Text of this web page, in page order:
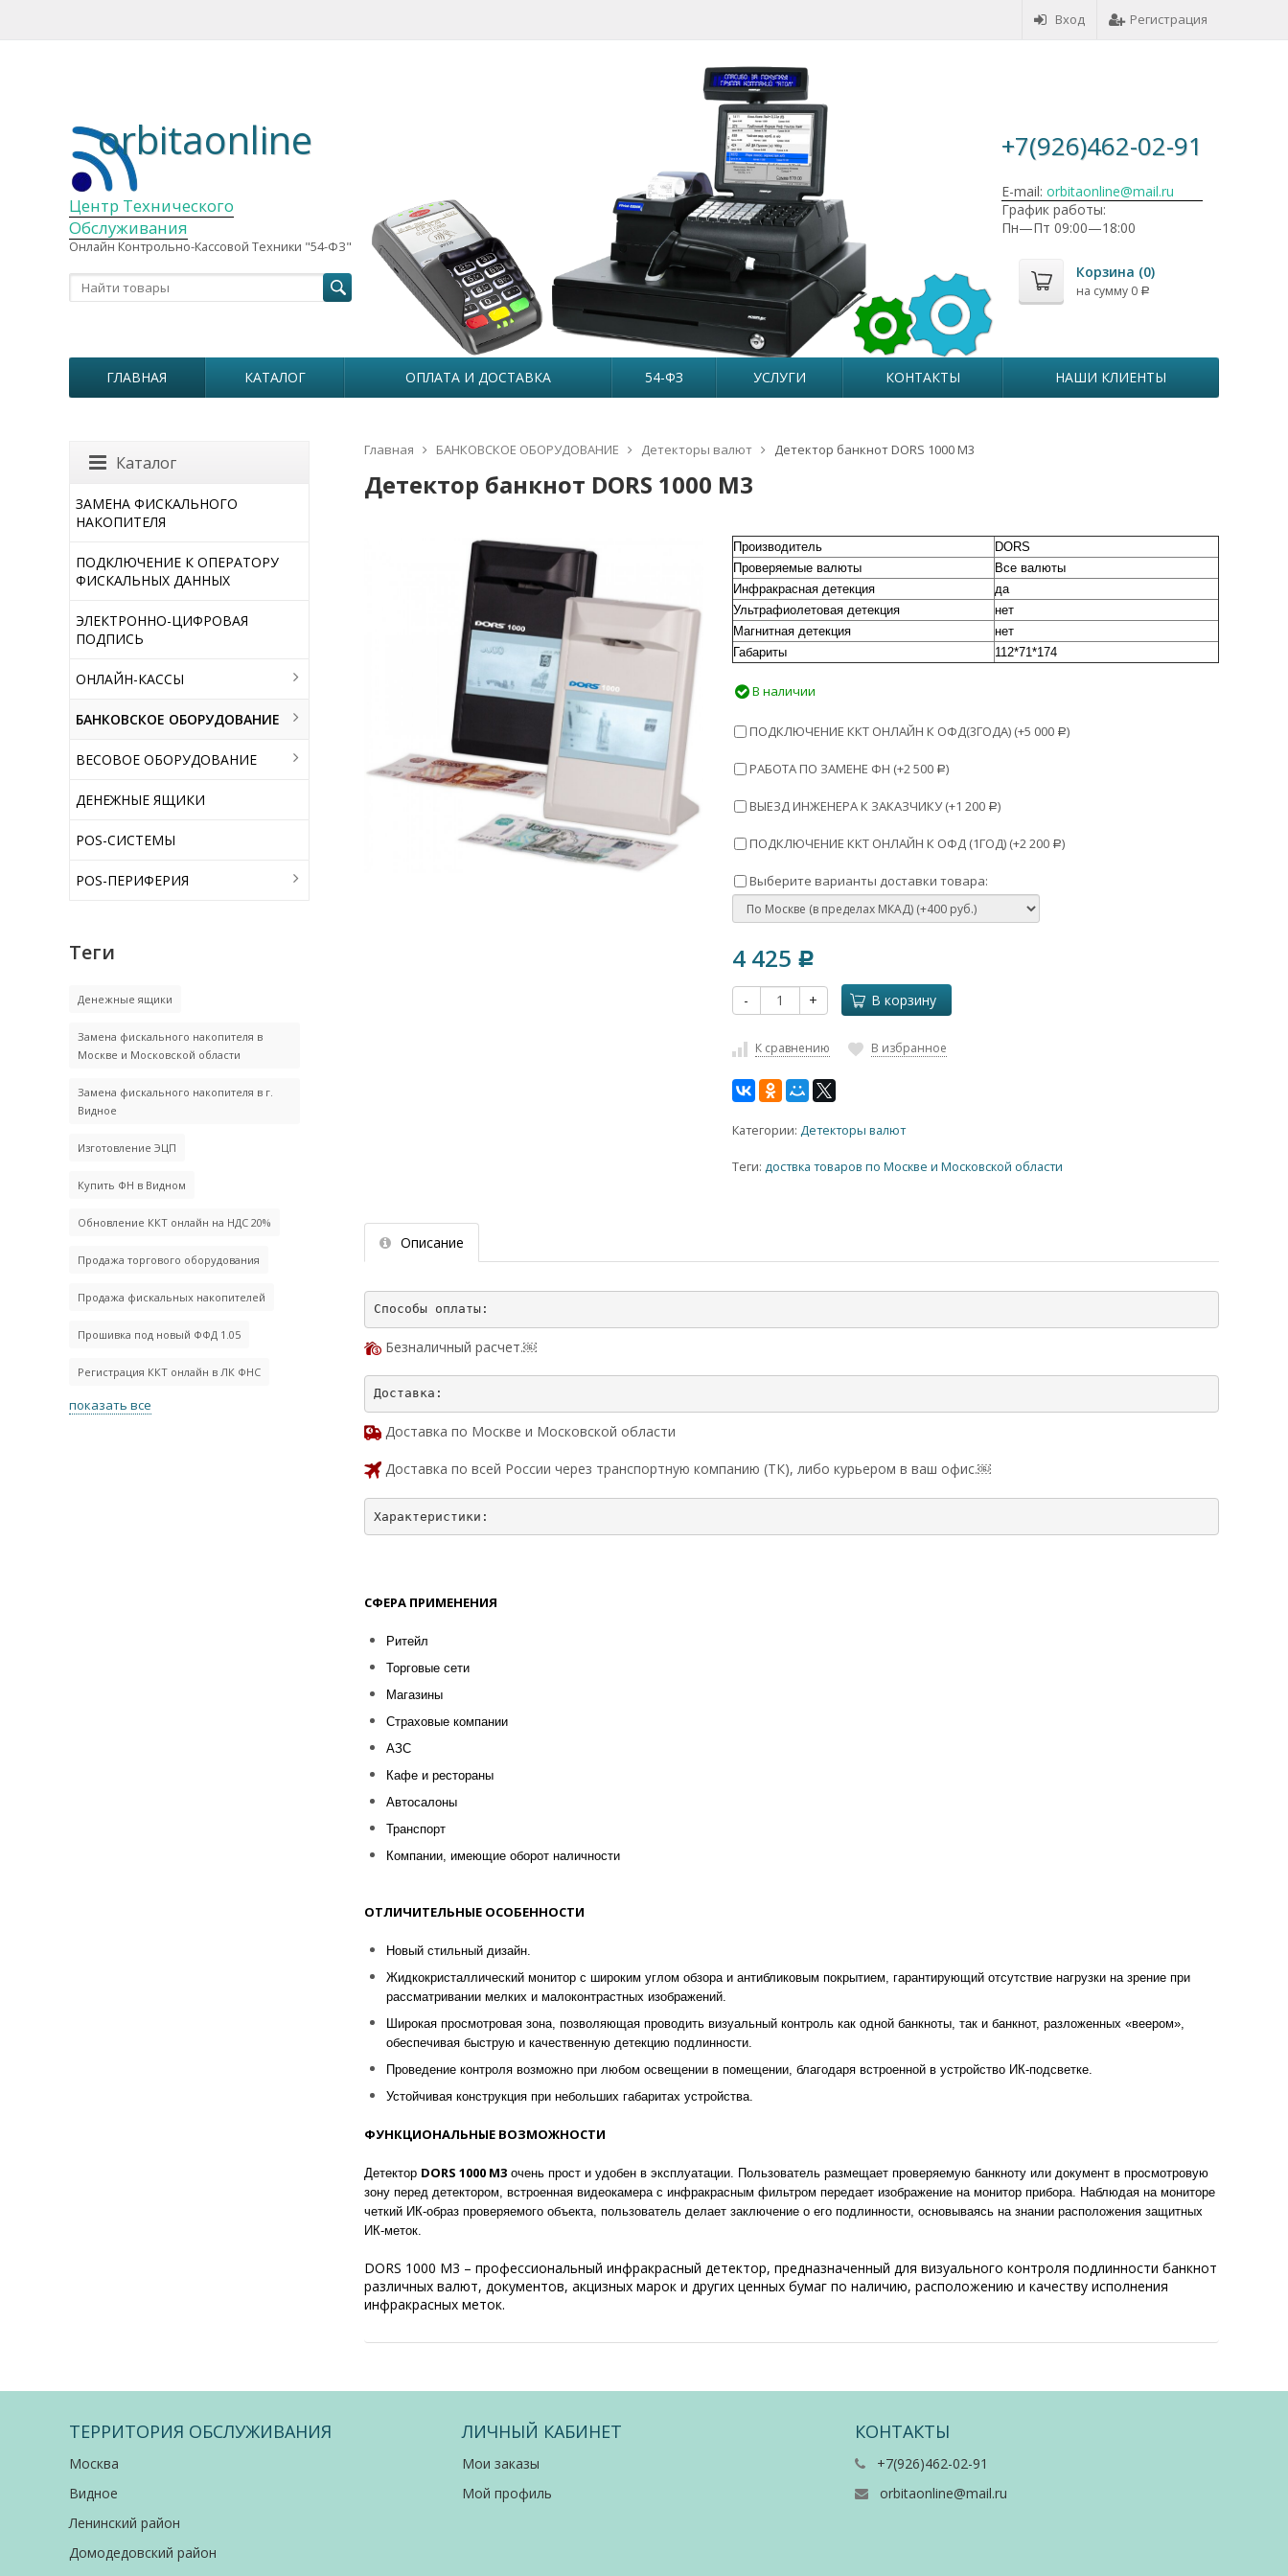
Вход Регистрация
Центр Технического
Обслуживания
Онлайн Контрольно-Кассовой Техники "54-ФЗ"
orbitaonline +7(926)462-02-91
E-mail: orbitaonline@mail.ru
График работы:
Пн—Пт 09:00—18:00
Корзина (0)
на сумму 0 Р
ГЛАВНАЯ КАТАЛОГ ОПЛАТА И ДОСТАВКА 54-ФЗ УСЛУГИ КОНТАКТЫ НАШИ КЛИЕНТЫ
Главная БАНКОВСКОЕ ОБОРУДОВАНИЕ Детекторы валют Детектор банкнот DORS 1000 M3
Детектор банкнот DORS 1000 M3
Производитель
DORS
Проверяемые валюты
Все валюты
Инфракрасная детекция
да
Ультрафиолетовая детекция
нет
Магнитная детекция
нет
Габариты
112*71*174
В наличии
ПОДКЛЮЧЕНИЕ ККТ ОНЛАЙН К ОФД(3ГОДА) (+5 000 Р)
РАБОТА ПО ЗАМЕНЕ ФН (+2 500 Р)
ВЫЕЗД ИНЖЕНЕРА К ЗАКАЗЧИКУ (+1 200 Р)
ПОДКЛЮЧЕНИЕ ККТ ОНЛАЙН К ОФД (1ГОД) (+2 200 Р)
Выберите варианты доставки товара:
4 425 Р
- + В корзину
К сравнению В избранное
Категории: Детекторы валют
Теги: доствка товаров по Москве и Московской области
Описание
Безналичный расчет.￼
Доставка по Москве и Московской области
Доставка по всей России через транспортную компанию (ТК), либо курьером в ваш офис.￼
СФЕРА ПРИМЕНЕНИЯ
Ритейл
Торговые сети
Магазины
Страховые компании
АЗС
Кафе и рестораны
Автосалоны
Транспорт
Компании, имеющие оборот наличности
ОТЛИЧИТЕЛЬНЫЕ ОСОБЕННОСТИ
Новый стильный дизайн.
Жидкокристаллический монитор с широким углом обзора и антибликовым покрытием, гарантирующий отсутствие нагрузки на зрение при
рассматривании мелких и малоконтрастных изображений.
Широкая просмотровая зона, позволяющая проводить визуальный контроль как одной банкноты, так и банкнот, разложенных «веером»,
обеспечивая быструю и качественную детекцию подлинности.
Проведение контроля возможно при любом освещении в помещении, благодаря встроенной в устройство ИК-подсветке.
Устойчивая конструкция при небольших габаритах устройства.
ФУНКЦИОНАЛЬНЫЕ ВОЗМОЖНОСТИ
Детектор DORS 1000 М3очень прост и удобен в эксплуатации. Пользователь размещает проверяемую банкноту или документ в просмотровую
зону перед детектором, встроенная видеокамера с инфракрасным фильтром передает изображение на монитор прибора. Наблюдая на мониторе
четкий ИК-образ проверяемого объекта, пользователь делает заключение о его подлинности, основываясь на знании расположения защитных
ИК-меток.
DORS 1000 М3 – профессиональный инфракрасный детектор, предназначенный для визуального контроля подлинности банкнот
различных валют, документов, акцизных марок и других ценных бумаг по наличию, расположению и качеству исполнения
инфракрасных меток.
Каталог
ЗАМЕНА ФИСКАЛЬНОГО
НАКОПИТЕЛЯ
ПОДКЛЮЧЕНИЕ К ОПЕРАТОРУ
ФИСКАЛЬНЫХ ДАННЫХ
ЭЛЕКТРОННО-ЦИФРОВАЯ
ПОДПИСЬ
ОНЛАЙН-КАССЫ
БАНКОВСКОЕ ОБОРУДОВАНИЕ
ВЕСОВОЕ ОБОРУДОВАНИЕ
ДЕНЕЖНЫЕ ЯЩИКИ
POS-СИСТЕМЫ
POS-ПЕРИФЕРИЯ
Теги
Денежные ящики
Замена фискального накопителя в
Москве и Московской области
Замена фискального накопителя в г.
Видное
Изготовление ЭЦП
Купить ФН в Видном
Обновление ККТ онлайн на НДС 20%
Продажа торгового оборудования
Продажа фискальных накопителей
Прошивка под новый ФФД 1.05
Регистрация ККТ онлайн в ЛК ФНС
показать все
ТЕРРИТОРИЯ ОБСЛУЖИВАНИЯ
Москва
Видное
Ленинский район
Домодедовский район
ЛИЧНЫЙ КАБИНЕТ
Мои заказы
Мой профиль
КОНТАКТЫ
+7(926)462-02-91
orbitaonline@mail.ru